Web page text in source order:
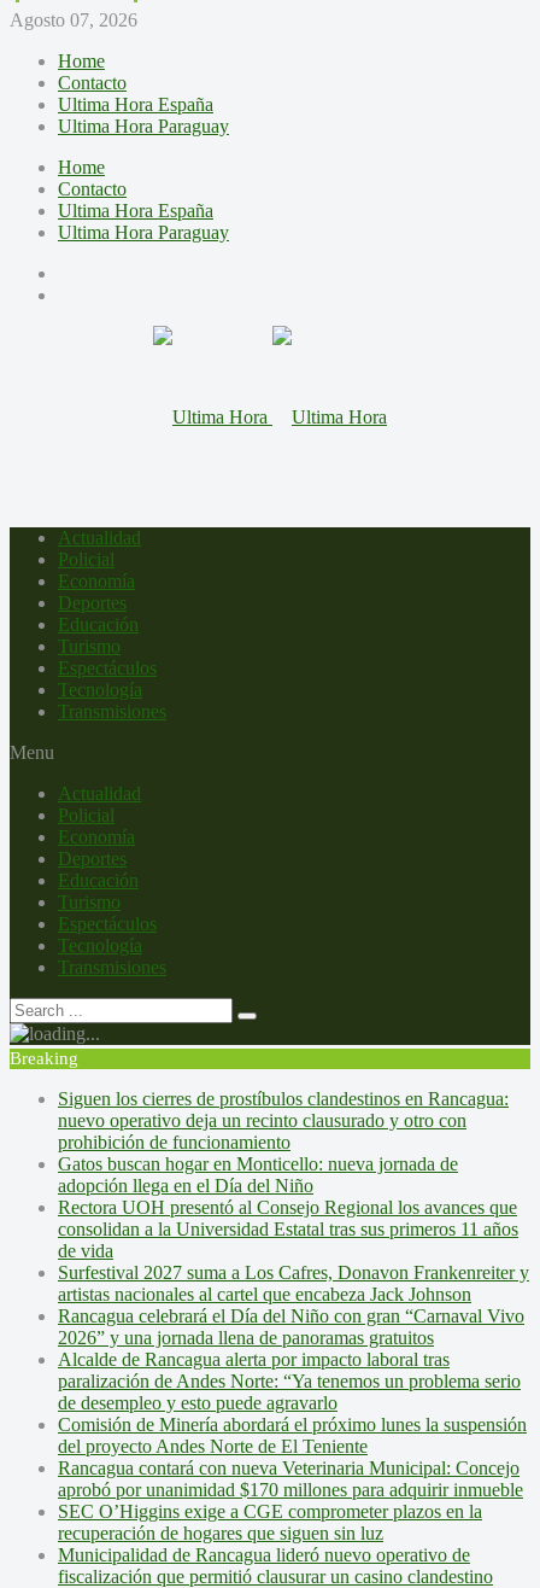
Agosto 07, 2026
Home
Contacto
Ultima Hora España
Ultima Hora Paraguay
Home
Contacto
Ultima Hora España
Ultima Hora Paraguay
Actualidad
Policial
Economía
Deportes
Educación
Turismo
Espectáculos
Tecnología
Transmisiones
Menu
Actualidad
Policial
Economía
Deportes
Educación
Turismo
Espectáculos
Tecnología
Transmisiones
Breaking
Siguen los cierres de prostíbulos clandestinos en Rancagua:
nuevo operativo deja un recinto clausurado y otro con
prohibición de funcionamiento
Gatos buscan hogar en Monticello: nueva jornada de
adopción llega en el Día del Niño
Rectora UOH presentó al Consejo Regional los avances que
consolidan a la Universidad Estatal tras sus primeros 11 años
de vida
Surfestival 2027 suma a Los Cafres, Donavon Frankenreiter y
artistas nacionales al cartel que encabeza Jack Johnson
Rancagua celebrará el Día del Niño con gran “Carnaval Vivo
2026” y una jornada llena de panoramas gratuitos
Alcalde de Rancagua alerta por impacto laboral tras
paralización de Andes Norte: “Ya tenemos un problema serio
de desempleo y esto puede agravarlo
Comisión de Minería abordará el próximo lunes la suspensión
del proyecto Andes Norte de El Teniente
Rancagua contará con nueva Veterinaria Municipal: Concejo
aprobó por unanimidad $170 millones para adquirir inmueble
SEC O’Higgins exige a CGE comprometer plazos en la
recuperación de hogares que siguen sin luz
Municipalidad de Rancagua lideró nuevo operativo de
fiscalización que permitió clausurar un casino clandestino